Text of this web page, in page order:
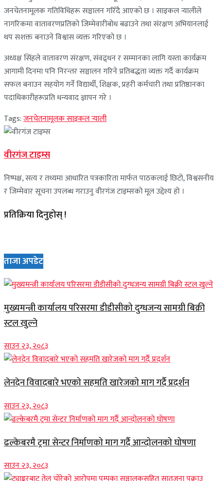
जनचेतनामूलक गतिविधिहरू सञ्चालन गरिँदै आएको छ । साइकल र्‍यालीले
नागरिकमा वातावरणप्रतिको जिम्मेवारीबोध बढाउने तथा संरक्षण अभियानलाई
थप सशक्त बनाउने विश्वास व्यक्त गरिएको छ ।
अध्यक्ष सिंहले वातावरण संरक्षण, संवद्र्धन र सम्मानका लागि यस्ता कार्यक्रम
आगामी दिनमा पनि निरन्तर सञ्चालन गरिने प्रतिबद्धता व्यक्त गर्दै कार्यक्रम
सफल बनाउन सहयोग गर्ने विद्यार्थी, शिक्षक, प्रहरी कर्मचारी तथा प्रतिष्ठानका
पदाधिकारीहरूप्रति धन्यवाद ज्ञापन गरे ।
Tags:जनचेतनामूलक साइकल र्‍याली
वीरगंज टाइम्स
निष्पक्ष, सत्य र तथ्यमा आधारित पत्रकारिता मार्फत पाठकलाई छिटो, विश्वसनीय
र जिम्मेवार सूचना उपलब्ध गराउनु वीरगंज टाइम्सको मूल उद्देश्य हो ।
प्रतिक्रिया दिनुहोस् !
ताजा अपडेट
मुख्यमन्त्री कार्यालय परिसरमा डीडीसीको दुग्धजन्य सामग्री बिक्री
स्टल खुल्ने
साउन २३, २०८३
लेनदेन विवादबारे भएको सहमति खारेजको माग गर्दै प्रदर्शन
साउन २३, २०८३
ढल्केबरमै ट्रमा सेन्टर निर्माणको माग गर्दै आन्दोलनको घोषणा
साउन २३, २०८३